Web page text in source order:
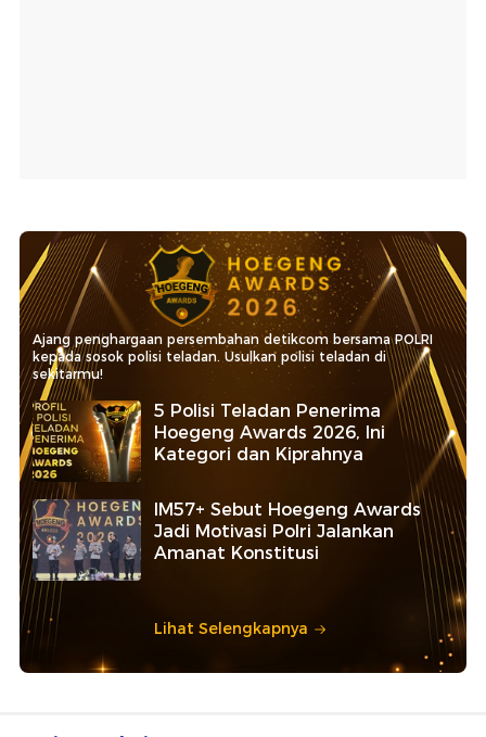
Ajang penghargaan persembahan detikcom bersama POLRI
kepada sosok polisi teladan. Usulkan polisi teladan di
sekitarmu!
5 Polisi Teladan Penerima
Hoegeng Awards 2026, Ini
Kategori dan Kiprahnya
IM57+ Sebut Hoegeng Awards
Jadi Motivasi Polri Jalankan
Amanat Konstitusi
Lihat Selengkapnya